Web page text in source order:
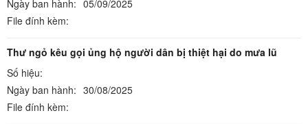
Ngày ban hành: 05/09/2025
File đính kèm:
Thư ngỏ kêu gọi ủng hộ người dân bị thiệt hại do mưa lũ
Số hiệu:
Ngày ban hành: 30/08/2025
File đính kèm: